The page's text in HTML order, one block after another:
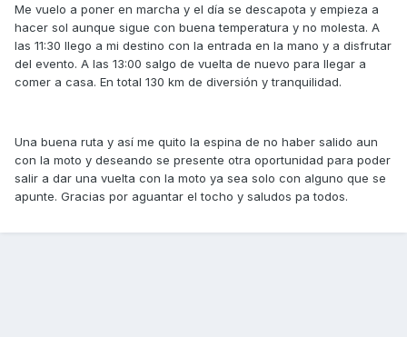
Me vuelo a poner en marcha y el día se descapota y empieza a
hacer sol aunque sigue con buena temperatura y no molesta. A
las 11:30 llego a mi destino con la entrada en la mano y a disfrutar
del evento. A las 13:00 salgo de vuelta de nuevo para llegar a
comer a casa. En total 130 km de diversión y tranquilidad.
Una buena ruta y así me quito la espina de no haber salido aun
con la moto y deseando se presente otra oportunidad para poder
salir a dar una vuelta con la moto ya sea solo con alguno que se
apunte. Gracias por aguantar el tocho y saludos pa todos.